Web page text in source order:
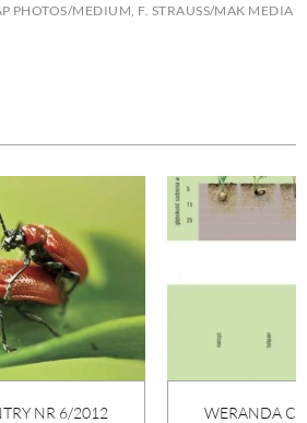
PHOTOS/MEDIUM, F. STRAUSS/MAK MEDIA
NR 6/2012 WERANDA